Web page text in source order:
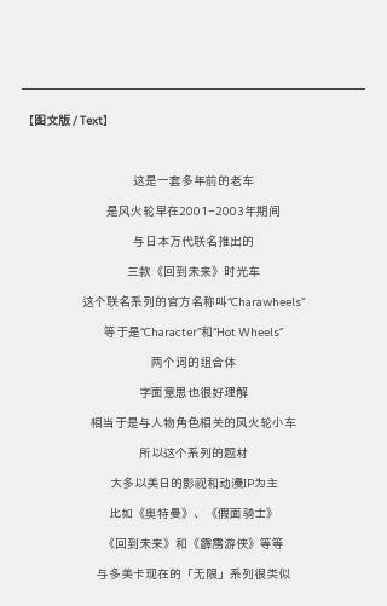
【 图文版 / Text】
这是一套多年前的老车
是风火轮早在2001-2003年期间
与日本万代联名推出的
三款《回到未来》时光车
这个联名系列的官方名称叫“Charawheels”
等于是“Character”和“Hot Wheels”
两个词的组合体
字面意思也很好理解
相当于是与人物角色相关的风火轮小车
所以这个系列的题材
大多以美日的影视和动漫IP为主
比如《奥特曼》、《假面骑士》
《回到未来》和《霹雳游侠》等等
与多美卡现在的「无限」系列很类似